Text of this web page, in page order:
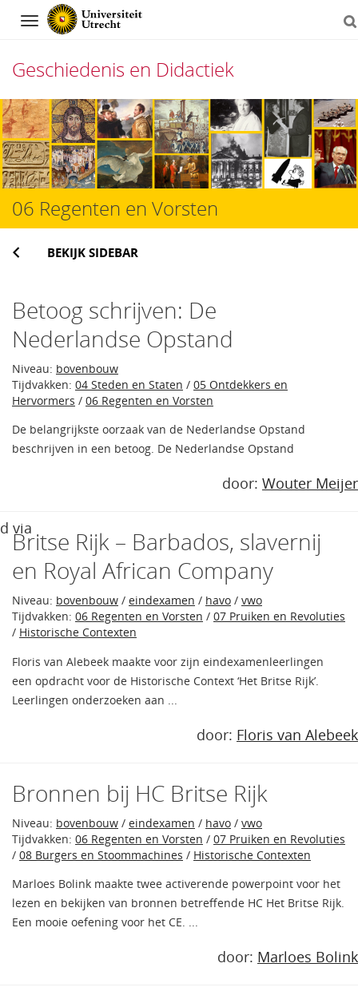
Navigation
Geschiedenis en Didactiek
Direct
naar
het
inhoud
via
06 Regenten en Vorsten
BEKIJK SIDEBAR
Betoog schrijven: De
Nederlandse Opstand
Niveau: bovenbouw
Tijdvakken: 04 Steden en Staten / 05 Ontdekkers en
Hervormers / 06 Regenten en Vorsten
De belangrijkste oorzaak van de Nederlandse Opstand
beschrijven in een betoog. De Nederlandse Opstand
door: Wouter Meijer
Britse Rijk – Barbados, slavernij
en Royal African Company
Niveau: bovenbouw / eindexamen / havo / vwo
Tijdvakken: 06 Regenten en Vorsten / 07 Pruiken en Revoluties
/ Historische Contexten
Floris van Alebeek maakte voor zijn eindexamenleerlingen
een opdracht voor de Historische Context ‘Het Britse Rijk’.
Leerlingen onderzoeken aan ...
door: Floris van Alebeek
Bronnen bij HC Britse Rijk
Niveau: bovenbouw / eindexamen / havo / vwo
Tijdvakken: 06 Regenten en Vorsten / 07 Pruiken en Revoluties
/ 08 Burgers en Stoommachines / Historische Contexten
Marloes Bolink maakte twee activerende powerpoint voor het
lezen en bekijken van bronnen betreffende HC Het Britse Rijk.
Een mooie oefening voor het CE. ...
door: Marloes Bolink